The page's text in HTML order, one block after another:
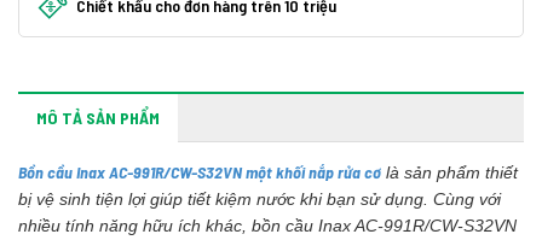
Chiết khấu cho đơn hàng trên 10 triệu
MÔ TẢ SẢN PHẨM
Bồn cầu Inax AC-991R/CW-S32VN một khối nắp rửa cơ là sản phẩm thiết
bị vệ sinh tiện lợi giúp tiết kiệm nước khi bạn sử dụng. Cùng với
nhiều tính năng hữu ích khác, bồn cầu Inax AC-991R/CW-S32VN